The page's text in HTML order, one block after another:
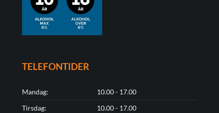
TELEFONTIDER
Mandag:
10.00 - 17.00
Tirsdag:
10.00 - 17.00